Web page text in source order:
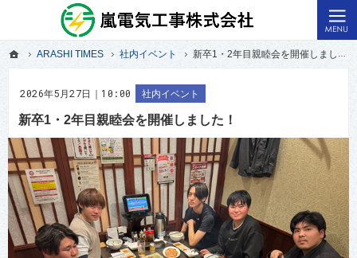
ARASHI TIMES 社内イベント 新卒1・2年目親睦会を開催しました！
2026年5月27日｜10:00 社内イベント
新卒1・2年目親睦会を開催しました！
福島県いわき市の電気工事・原子力発電所・火力発電所の電気計装工事なら嵐電気
いわき市の電気工事・火力発電所の電気計装工事なら嵐電気
ホーム
ARASHI TIMES 社内イベント 新卒1・2年目親睦会を開催しました！